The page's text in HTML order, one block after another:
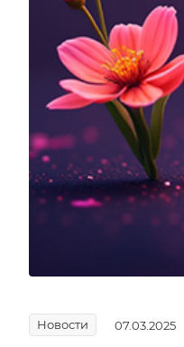
Новости 07.03.2025